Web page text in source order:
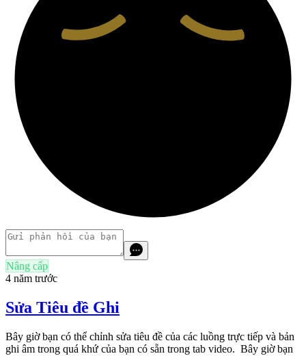
Nâng cấp
4 năm trước
Sửa Tiêu đề Ghi
Bây giờ bạn có thể chỉnh sửa tiêu đề của các luồng trực tiếp và bản
ghi âm trong quá khứ của bạn có sẵn trong tab video. Bây giờ bạn